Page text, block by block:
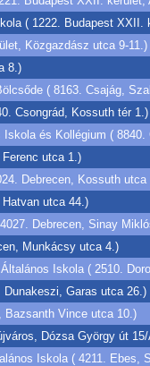
( 1222. Budapest XXII.
Közgazdász utca 9-11.)
8.)
( 8163. Csajág,
Csongrád, Kossuth tér 1.)
és Kollégium (
utca 1.)
Debrecen, Kossuth utca
utca 44.)
Debrecen, Sinay
Munkácsy utca 4.)
Iskola ( 2510.
Garas utca 26.)
Bazsanth Vince utca 10.)
Dózsa György út
Iskola ( 4211. Ebes,